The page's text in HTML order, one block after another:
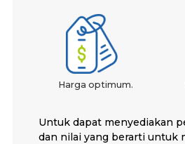
Harga optimum.
Untuk dapat menyediakan
dan nilai yang berarti untuk